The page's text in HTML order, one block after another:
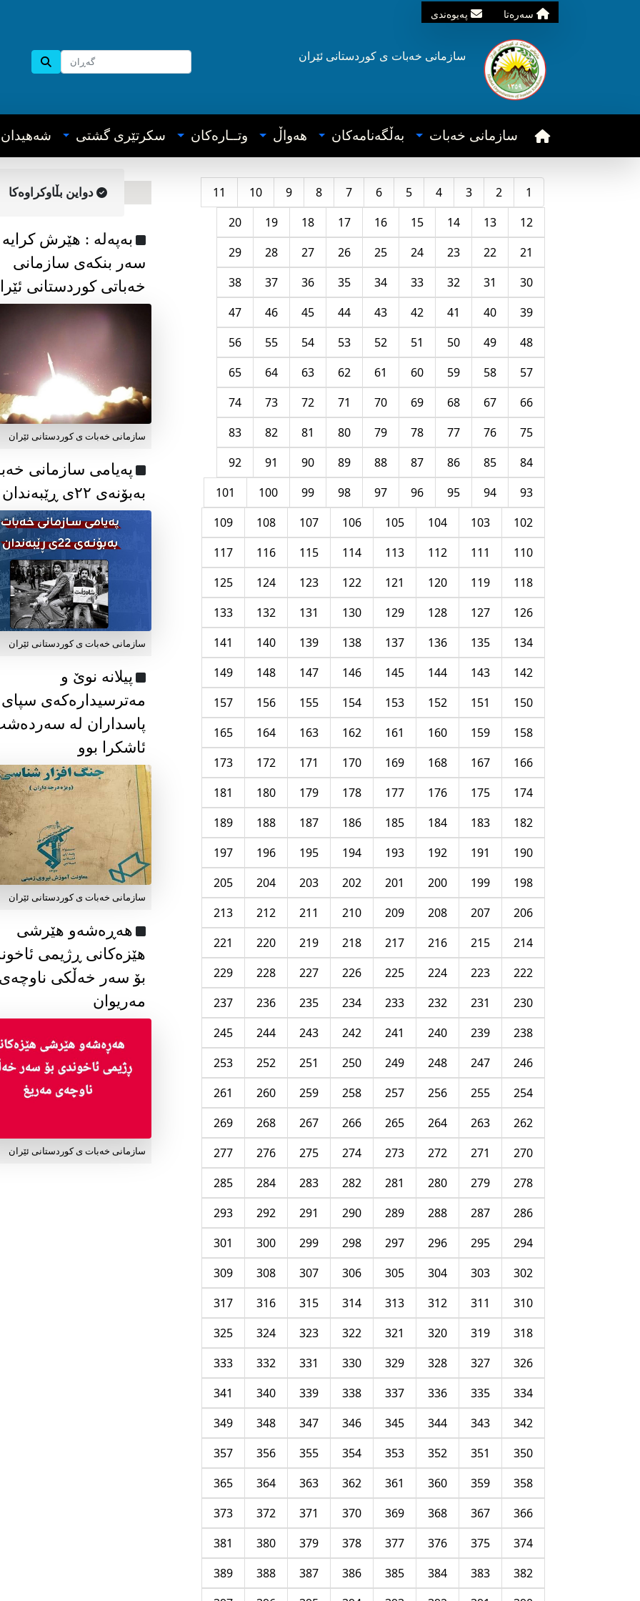
سه‌ره‌تا په‌یوه‌ندی
سازمانی خه‌بات ی کوردستانی ئێران
سازمانی خه‌بات به‌ڵگه‌نامه‌کان هه‌واڵ وتــاره‌کان سکرتێری گشتی شه‌هیدان
1
2
3
4
5
6
7
8
9
10
11
12
13
14
15
16
17
18
19
20
21
22
23
24
25
26
27
28
29
30
31
32
33
34
35
36
37
38
39
40
41
42
43
44
45
46
47
48
49
50
51
52
53
54
55
56
57
58
59
60
61
62
63
64
65
66
67
68
69
70
71
72
73
74
75
76
77
78
79
80
81
82
83
84
85
86
87
88
89
90
91
92
93
94
95
96
97
98
99
100
101
102
103
104
105
106
107
108
109
110
111
112
113
114
115
116
117
118
119
120
121
122
123
124
125
126
127
128
129
130
131
132
133
134
135
136
137
138
139
140
141
142
143
144
145
146
147
148
149
150
151
152
153
154
155
156
157
158
159
160
161
162
163
164
165
166
167
168
169
170
171
172
173
174
175
176
177
178
179
180
181
182
183
184
185
186
187
188
189
190
191
192
193
194
195
196
197
198
199
200
201
202
203
204
205
206
207
208
209
210
211
212
213
214
215
216
217
218
219
220
221
222
223
224
225
226
227
228
229
230
231
232
233
234
235
236
237
238
239
240
241
242
243
244
245
246
247
248
249
250
251
252
253
254
255
256
257
258
259
260
261
262
263
264
265
266
267
268
269
270
271
272
273
274
275
276
277
278
279
280
281
282
283
284
285
286
287
288
289
290
291
292
293
294
295
296
297
298
299
300
301
302
303
304
305
306
307
308
309
310
311
312
313
314
315
316
317
318
319
320
321
322
323
324
325
326
327
328
329
330
331
332
333
334
335
336
337
338
339
340
341
342
343
344
345
346
347
348
349
350
351
352
353
354
355
356
357
358
359
360
361
362
363
364
365
366
367
368
369
370
371
372
373
374
375
376
377
378
379
380
381
382
383
384
385
386
387
388
389
دواین بڵاوکراوه‌کا
به‌په‌له‌ : هێرش کرایە
سەر بنکەی سازمانی
خەباتی کوردستانی
سازمانی خەبات ی کوردستانی ئێران
پەیامی سازمانی
بەبۆنەی ۲۲ی ڕێبەندان
سازمانی خەبات ی كوردستانی ئێران
پیلانە نوێ و
مەترسیدارەکەی سپای
پاسداران لە
ئاشکرا بوو
سازمانی خەبات ی كوردستانی ئێران
هەڕەشەو هێرشی
هێزەکانی ڕژیمی
بۆ سەر خەڵکی
مەریوان
سازمانی خەبات ی کوردستانی ئێران